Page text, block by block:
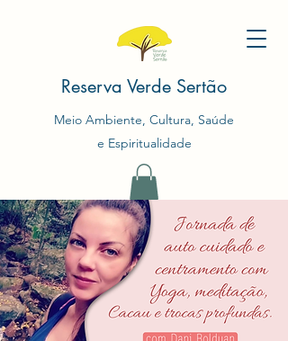
Reserva Verde Sertão
Meio Ambiente, Cultura, Saúde
e Espiritualidade